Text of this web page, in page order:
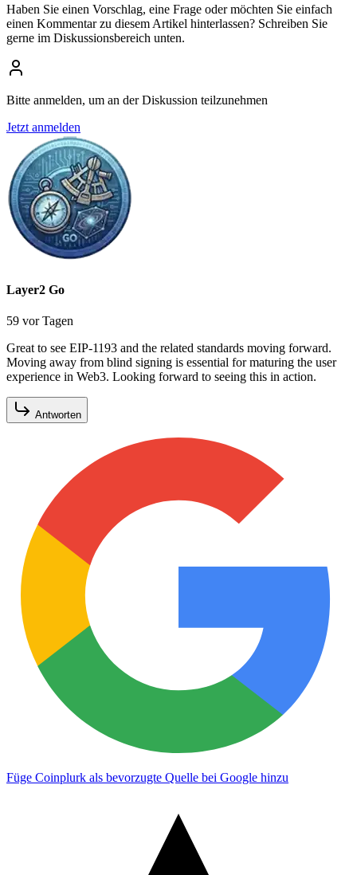
Haben Sie einen Vorschlag, eine Frage oder möchten Sie einfach
einen Kommentar zu diesem Artikel hinterlassen? Schreiben Sie
gerne im Diskussionsbereich unten.
Bitte anmelden, um an der Diskussion teilzunehmen
Jetzt anmelden
Layer2 Go
59 vor Tagen
Great to see EIP-1193 and the related standards moving forward.
Moving away from blind signing is essential for maturing the user
experience in Web3. Looking forward to seeing this in action.
Antworten
Füge Coinplurk als bevorzugte Quelle bei Google hinzu